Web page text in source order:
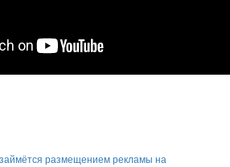
размещением рекламы на